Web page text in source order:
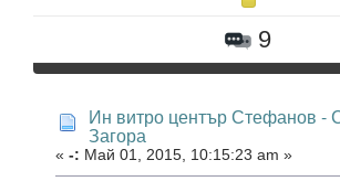
9
Ин витро център Стефанов -
Загора
« -: Май 01, 2015, 10:15:23 am »